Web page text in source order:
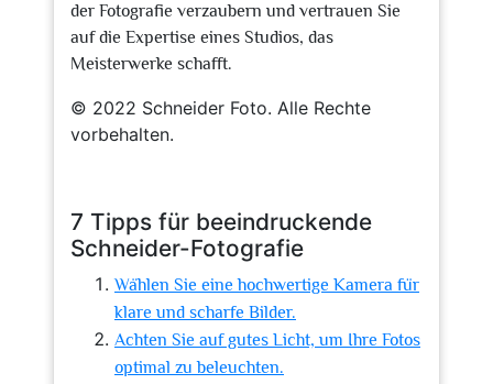
der Fotografie verzaubern und vertrauen Sie
auf die Expertise eines Studios, das
Meisterwerke schafft.
© 2022 Schneider Foto. Alle Rechte
vorbehalten.
7 Tipps für beeindruckende
Schneider-Fotografie
Wählen Sie eine hochwertige Kamera für
klare und scharfe Bilder.
Achten Sie auf gutes Licht, um Ihre Fotos
optimal zu beleuchten.